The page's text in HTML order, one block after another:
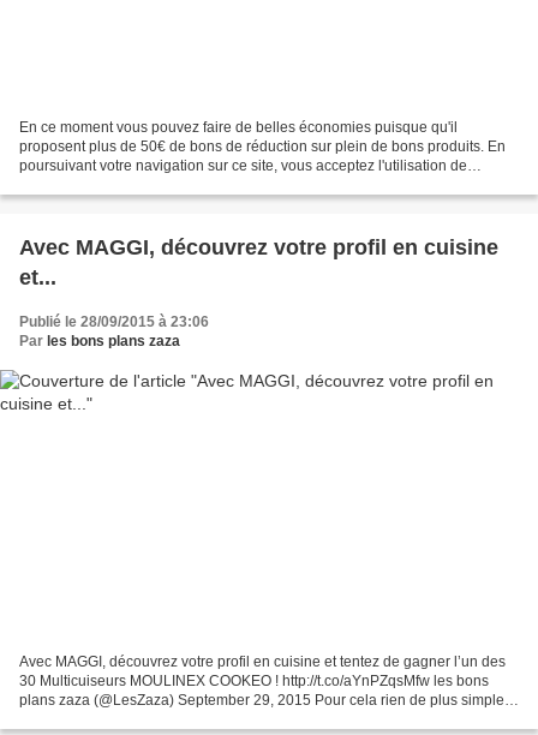
En ce moment vous pouvez faire de belles économies puisque qu'il
proposent plus de 50€ de bons de réduction sur plein de bons produits. En
poursuivant votre navigation sur ce site, vous acceptez l'utilisation de
Avec MAGGI, découvrez votre profil en cuisine
et...
Publié le 28/09/2015 à 23:06
Par les bons plans zaza
Avec MAGGI, découvrez votre profil en cuisine et tentez de gagner l’un des
30 Multicuiseurs MOULINEX COOKEO ! http://t.co/aYnPZqsMfw les bons
plans zaza (@LesZaza) September 29, 2015 Pour cela rien de plus simple :